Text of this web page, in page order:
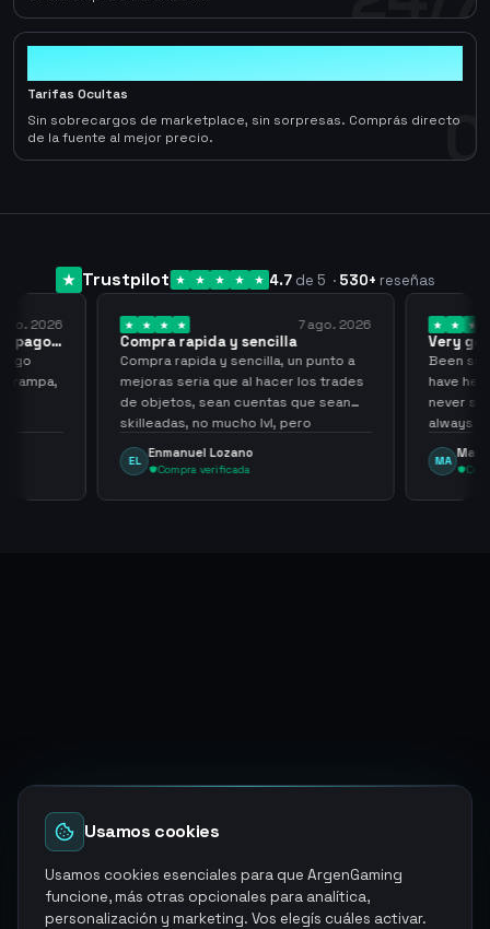
0
Tarifas Ocultas
Sin sobrecargos de marketplace, sin sorpresas. Comprás directo
de la fuente al mejor precio.
Trustpilot 4.7 de 5 · 530+ reseñas
2026
pago…
trampa,
7 ago. 2026
Compra rapida y sencilla
Compra rapida y sencilla, un punto a
mejoras seria que al hacer los trades
de objetos, sean cuentas que sean
skilleadas, no mucho lvl, pero
tampoco una lvl 3, ya que puede
comprometer mi cuenta
EL
Enmanuel Lozano
Compra verificada
Very
Been
have
never
always
MA
Usamos cookies
Usamos cookies esenciales para que ArgenGaming
funcione, más otras opcionales para analítica,
personalización y marketing. Vos elegís cuáles activar.